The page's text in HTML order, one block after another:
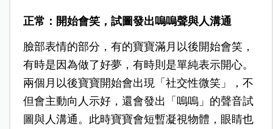
正常：開始會笑，試圖發出嗚嗚聲與人溝通
臉部表情的部分，有的寶寶滿月以後開始會笑，
有時是因為做了好夢，有時則是單純表示開心。
兩個月以後寶寶開始會出現「社交性微笑」，不
但會主動向人示好，還會發出「嗚嗚」的聲音試
圖與人溝通。此時寶寶會短暫凝視物體，眼睛也